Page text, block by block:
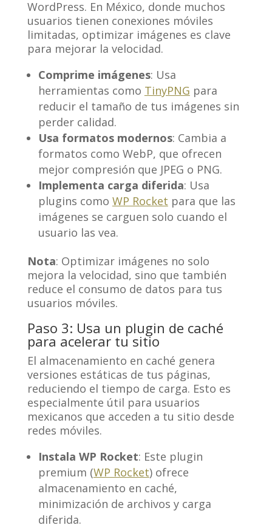
WordPress. En México, donde muchos
usuarios tienen conexiones móviles
limitadas, optimizar imágenes es clave
para mejorar la velocidad.
Comprime imágenes: Usa
herramientas como TinyPNG para
reducir el tamaño de tus imágenes sin
perder calidad.
Usa formatos modernos: Cambia a
formatos como WebP, que ofrecen
mejor compresión que JPEG o PNG.
Implementa carga diferida: Usa
plugins como WP Rocket para que las
imágenes se carguen solo cuando el
usuario las vea.
Nota: Optimizar imágenes no solo
mejora la velocidad, sino que también
reduce el consumo de datos para tus
usuarios móviles.
Paso 3: Usa un plugin de caché
para acelerar tu sitio
El almacenamiento en caché genera
versiones estáticas de tus páginas,
reduciendo el tiempo de carga. Esto es
especialmente útil para usuarios
mexicanos que acceden a tu sitio desde
redes móviles.
Instala WP Rocket: Este plugin
premium (WP Rocket) ofrece
almacenamiento en caché,
minimización de archivos y carga
diferida.